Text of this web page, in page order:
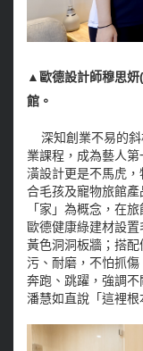
▲歐德設計師穆思妍(
館。
深知創業不易的斜
業課程，成為藝人
潢設計更是不馬虎
合毛孩及寵物旅館
「家」為概念，在
歐德健康綠建材設
黃色洞洞板牆；搭
污、耐磨，不怕抓
奔跑、跳躍，強調
潘慧如直說「這裡根